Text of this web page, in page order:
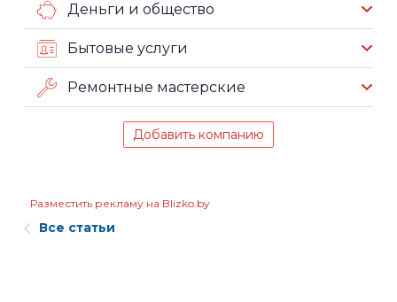
Деньги и общество
Бытовые услуги
Ремонтные мастерские
Добавить компанию
Разместить рекламу на Blizko.by
Все статьи